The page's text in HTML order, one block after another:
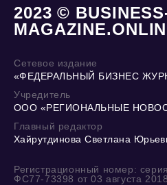
2023 ©
Сетевое издание
«ФЕДЕРАЛЬНЫЙ БИЗНЕС
Учредитель
ООО «РЕГИОНАЛЬНЫЕ
Главный редактор
Хайрутдинова Светлана
Регистрационный номер:
ФС77-73398 от 03 августа 2018